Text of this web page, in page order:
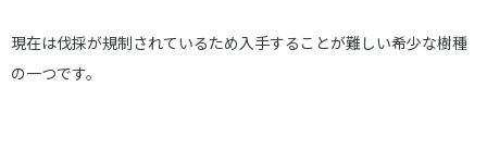
現在は伐採が規制されているため入手することが難しい希少な樹種
の一つです。